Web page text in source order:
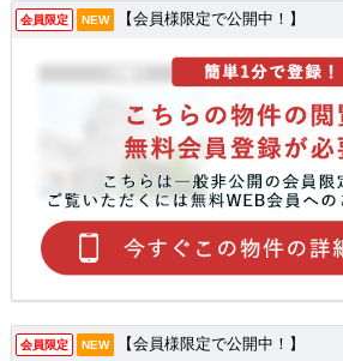
会員限定 NEW 【会員様限定で公開中！】
会員限定 NEW 【会員様限定で公開中！】